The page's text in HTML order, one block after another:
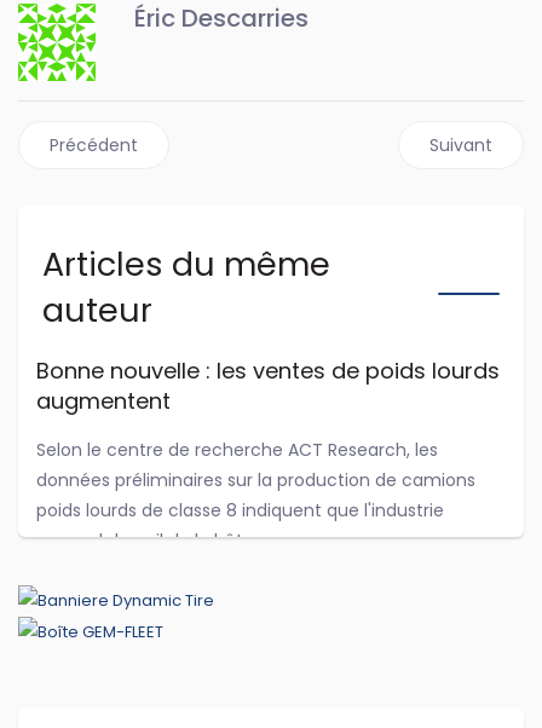
Éric Descarries
Article précédent : Mack Trucks lance sa technologie
Précédent Article
Suivant
Articles du même
auteur
Bonne nouvelle : les ventes de poids lourds
augmentent
Selon le centre de recherche ACT Research, les
données préliminaires sur la production de camions
poids lourds de classe 8 indiquent que l'industrie
reprend du poil de la bête.
...
Jul 29, 2026